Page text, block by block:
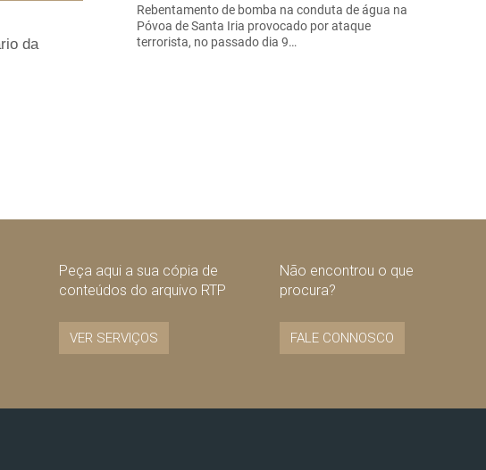
da
Rebentamento de bomba na conduta de água na
Póvoa de Santa Iria provocado por ataque
terrorista, no passado dia 9…
Peça aqui a sua cópia de
conteúdos do arquivo RTP
VER SERVIÇOS
Não encontrou o que
procura?
FALE CONNOSCO